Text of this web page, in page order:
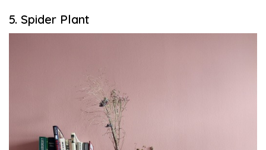
5. Spider Plant